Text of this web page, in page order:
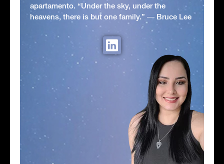
apartamento. “Under the sky, under the
heavens, there is but one family.” ― Bruce Lee